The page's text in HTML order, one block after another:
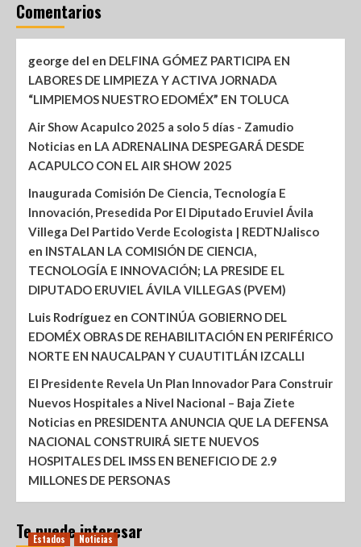
Comentarios
george del en DELFINA GÓMEZ PARTICIPA EN
LABORES DE LIMPIEZA Y ACTIVA JORNADA
“LIMPIEMOS NUESTRO EDOMÉX” EN TOLUCA
Air Show Acapulco 2025 a solo 5 días - Zamudio
Noticias en LA ADRENALINA DESPEGARÁ DESDE
ACAPULCO CON EL AIR SHOW 2025
Inaugurada Comisión De Ciencia, Tecnología E
Innovación, Presedida Por El Diputado Eruviel Ávila
Villega Del Partido Verde Ecologista | REDTNJalisco
en INSTALAN LA COMISIÓN DE CIENCIA,
TECNOLOGÍA E INNOVACIÓN; LA PRESIDE EL
DIPUTADO ERUVIEL ÁVILA VILLEGAS (PVEM)
Luis Rodríguez en CONTINÚA GOBIERNO DEL
EDOMÉX OBRAS DE REHABILITACIÓN EN PERIFÉRICO
NORTE EN NAUCALPAN Y CUAUTITLÁN IZCALLI
El Presidente Revela Un Plan Innovador Para Construir
Nuevos Hospitales a Nivel Nacional – Baja Ziete
Noticias en PRESIDENTA ANUNCIA QUE LA DEFENSA
NACIONAL CONSTRUIRÁ SIETE NUEVOS
HOSPITALES DEL IMSS EN BENEFICIO DE 2.9
MILLONES DE PERSONAS
Te puede interesar
Estados Noticias